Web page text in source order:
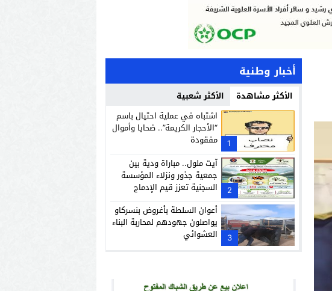
أخبار وطنية
الأكثر مشاهدة الأكثر شعبية
1
اشتباه في عملية احتيال باسم
“الأحجار الكريمة”.. ضحايا وأموال
مفقودة
2
آيت ملول.. مباراة ودية بين
جمعية جذور ونزلاء المؤسسة
السجنية تعزز قيم الإدماج
3
أعوان السلطة بأغروض بنسركاو
يواصلون جهودهم لمحاربة البناء
العشوائي